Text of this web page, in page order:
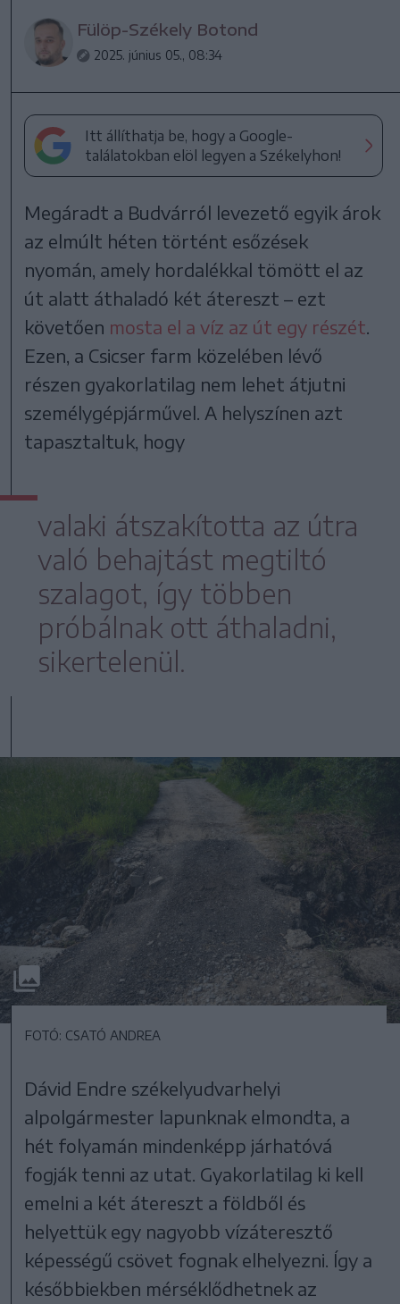
Fülöp-Székely Botond
2025. június 05., 08:34
Itt állíthatja be, hogy a Google-
találatokban elöl legyen a Székelyhon!
Megáradt a Budvárról levezető egyik árok
az elmúlt héten történt esőzések
nyomán, amely hordalékkal tömött el az
út alatt áthaladó két átereszt – ezt
követően mosta el a víz az út egy részét
Ezen, a Csicser farm közelében lévő
részen gyakorlatilag nem lehet átjutni
személygépjárművel. A helyszínen azt
tapasztaltuk, hogy
valaki átszakította az útra
való behajtást megtiltó
szalagot, így többen
próbálnak ott áthaladni,
sikertelenül.
FOTÓ: CSATÓ ANDREA
Dávid Endre székelyudvarhelyi
alpolgármester lapunknak elmondta, a
hét folyamán mindenképp járhatóvá
fogják tenni az utat. Gyakorlatilag ki kell
emelni a két átereszt a földből és
helyettük egy nagyobb vízáteresztő
képességű csövet fognak elhelyezni. Így a
későbbiekben mérséklődhetnek az